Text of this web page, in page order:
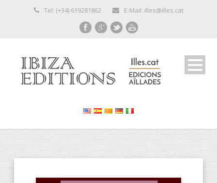
Tel: (+34) 619281862 E-Mail: illes@illes.cat